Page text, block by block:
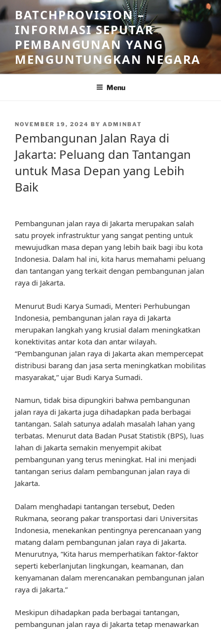
Skip
to
content
BATCHPROVISION –
INFORMASI SEPUTAR
PEMBANGUNAN YANG
MENGUNTUNGKAN NEGARA
Menu
POSTED
NOVEMBER 19, 2024 BY ADMINBAT
Pembangunan Jalan Raya di
Jakarta: Peluang dan Tantangan
untuk Masa Depan yang Lebih
Baik
Pembangunan jalan raya di Jakarta merupakan salah
satu proyek infrastruktur yang sangat penting untuk
mewujudkan masa depan yang lebih baik bagi ibu kota
Indonesia. Dalam hal ini, kita harus memahami peluang
dan tantangan yang terkait dengan pembangunan jalan
raya di Jakarta.
Menurut Budi Karya Sumadi, Menteri Perhubungan
Indonesia, pembangunan jalan raya di Jakarta
merupakan langkah yang krusial dalam meningkatkan
konektivitas antar kota dan antar wilayah.
“Pembangunan jalan raya di Jakarta akan mempercepat
distribusi barang dan jasa serta meningkatkan mobilitas
masyarakat,” ujar Budi Karya Sumadi.
Namun, tidak bisa dipungkiri bahwa pembangunan
jalan raya di Jakarta juga dihadapkan pada berbagai
tantangan. Salah satunya adalah masalah lahan yang
terbatas. Menurut data Badan Pusat Statistik (BPS), luas
lahan di Jakarta semakin menyempit akibat
pembangunan yang terus meningkat. Hal ini menjadi
tantangan serius dalam pembangunan jalan raya di
Jakarta.
Dalam menghadapi tantangan tersebut, Deden
Rukmana, seorang pakar transportasi dari Universitas
Indonesia, menekankan pentingnya perencanaan yang
matang dalam pembangunan jalan raya di Jakarta.
Menurutnya, “Kita harus memperhatikan faktor-faktor
seperti keberlanjutan lingkungan, keamanan, dan
kenyamanan dalam merencanakan pembangunan jalan
raya di Jakarta.”
Meskipun dihadapkan pada berbagai tantangan,
pembangunan jalan raya di Jakarta tetap menawarkan